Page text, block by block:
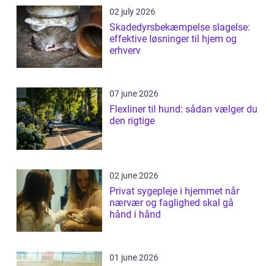
02 july 2026
Skadedyrsbekæmpelse slagelse:
effektive løsninger til hjem og
erhverv
07 june 2026
Flexliner til hund: sådan vælger du
den rigtige
02 june 2026
Privat sygepleje i hjemmet når
nærvær og faglighed skal gå
hånd i hånd
01 june 2026